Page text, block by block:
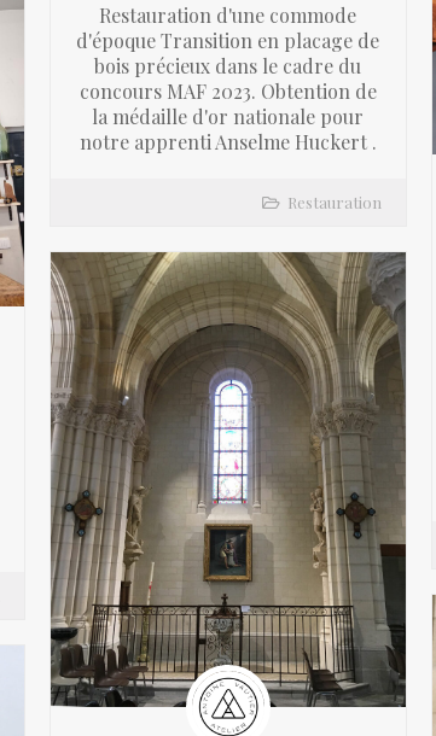
Restauration d'une commode
d'époque Transition en placage de
bois précieux dans le cadre du
concours MAF 2023. Obtention de
la médaille d'or nationale pour
notre apprenti Anselme Huckert .
Restauration